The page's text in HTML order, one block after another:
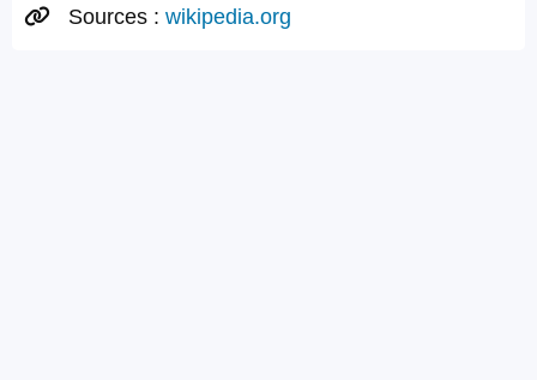
Sources : wikipedia.org